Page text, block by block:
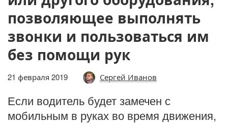
позволяющее выполнять
звонки и пользоваться им
без помощи рук
21 февраля 2019 Сергей Иванов
Если водитель будет замечен с
мобильным в руках во время движения,